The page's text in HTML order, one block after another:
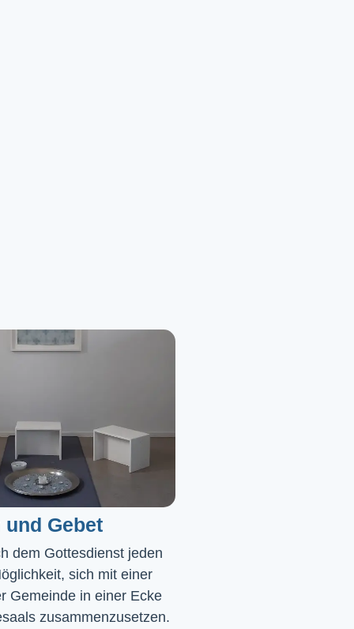
und Gebet
dem Gottesdienst jeden
sich mit einer
Gemeinde in einer Ecke
zusammenzusetzen.